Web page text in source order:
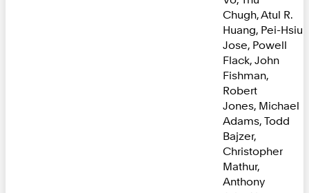
Chugh, Atul R.
Huang, Pei-Hsiu
Jose, Powell
Flack, John
Fishman,
Robert
Jones, Michael
Adams, Todd
Bajzer,
Christopher
Mathur,
Anthony